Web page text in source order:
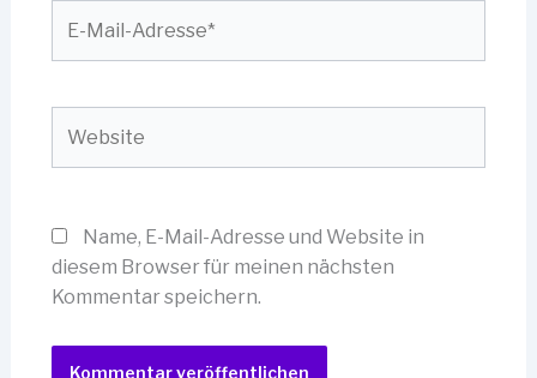
Mail-
Name, E-Mail-Adresse und Website in
diesem Browser für meinen nächsten
Kommentar speichern.